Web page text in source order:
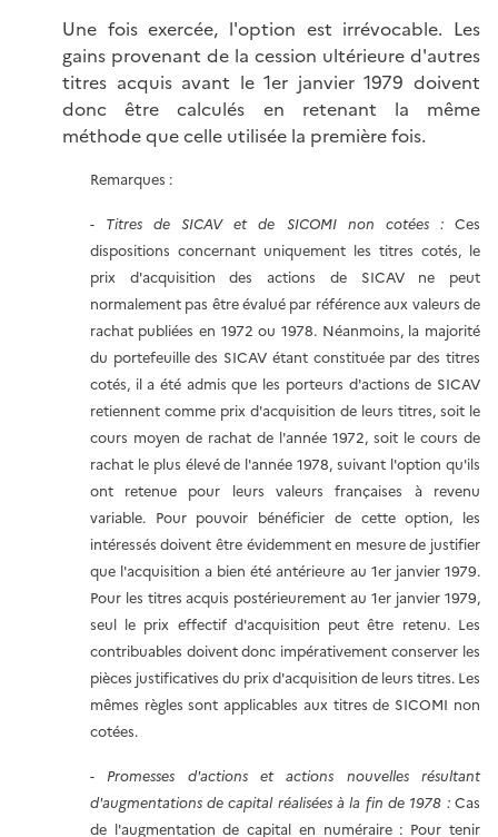
Une fois exercée, l'option est irrévocable. Les
gains provenant de la cession ultérieure d'autres
titres acquis avant le 1er janvier 1979 doivent
donc être calculés en retenant la même
méthode que celle utilisée la première fois.
Remarques :
- Titres de SICAV et de SICOMI non cotées :Ces
dispositions concernant uniquement les titres cotés, le
prix d'acquisition des actions de SICAV ne peut
normalement pas être évalué par référence aux valeurs de
rachat publiées en 1972 ou 1978. Néanmoins, la majorité
du portefeuille des SICAV étant constituée par des titres
cotés, il a été admis que les porteurs d'actions de SICAV
retiennent comme prix d'acquisition de leurs titres, soit le
cours moyen de rachat de l'année 1972, soit le cours de
rachat le plus élevé de l'année 1978, suivant l'option qu'ils
ont retenue pour leurs valeurs françaises à revenu
variable. Pour pouvoir bénéficier de cette option, les
intéressés doivent être évidemment en mesure de justifier
que l'acquisition a bien été antérieure au 1er janvier 1979.
Pour les titres acquis postérieurement au 1er janvier 1979,
seul le prix effectif d'acquisition peut être retenu. Les
contribuables doivent donc impérativement conserver les
pièces justificatives du prix d'acquisition de leurs titres. Les
mêmes règles sont applicables aux titres de SICOMI non
cotées.
- Promesses d'actions et actions nouvelles résultant
d'augmentations de capital réalisées à la fin de 1978 :Cas
de l'augmentation de capital en numéraire : Pour tenir